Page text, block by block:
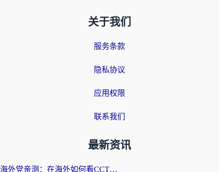
关于我们
服务条款
隐私协议
应用权限
联系我们
最新资讯
海外党亲测：在海外如何看CCTV？告别“仅限大陆播放”的实用指南